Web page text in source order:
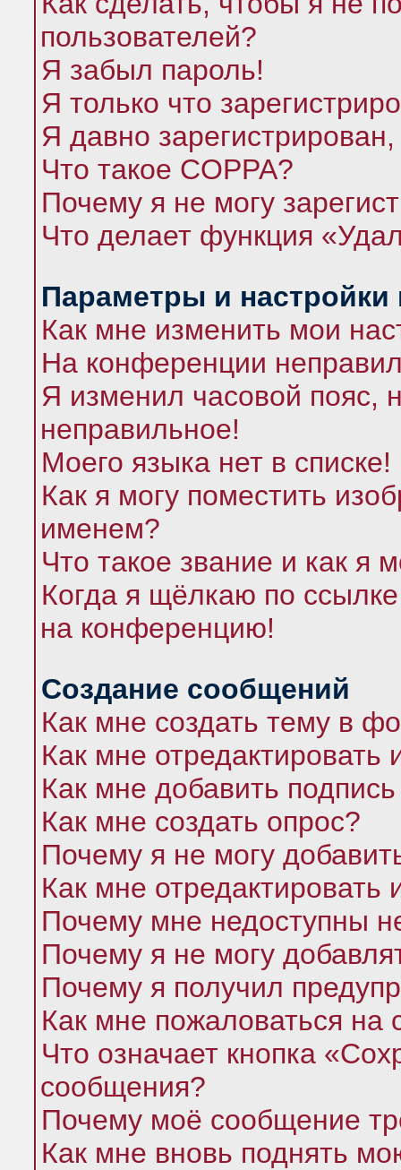
пользователей?
Я забыл пароль!
Я только что
Я давно
Что такое COPPA?
Почему я не могу
Что делает функция
Параметры и настройки
Как мне изменить мои
На конференции
Я изменил часовой пояс,
неправильное!
Моего языка нет в списке!
Как я могу поместить
именем?
Что такое звание и как я
Когда я щёлкаю по
на конференцию!
Создание сообщений
Как мне создать тему в
Как мне
Как мне добавить
Как мне создать опрос?
Почему я не могу
Как мне отредактировать
Почему мне недоступны
Почему я не могу
Почему я получил
Как мне пожаловаться
Что означает кнопка
сообщения?
Почему моё сообщение
Как мне вновь поднять